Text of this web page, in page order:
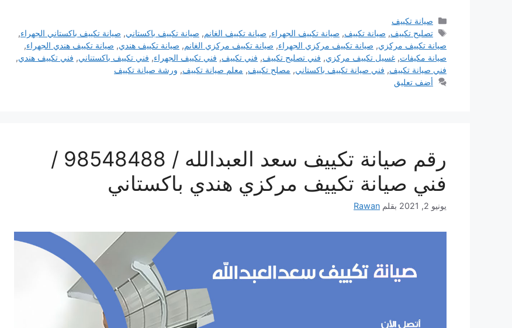
التصنيفات
صيانة تكييف
الوسوم
تصليح تكييف, صيانة تكييف, صيانة تكييف الجهراء, صيانة تكييف الغانم, صيانة تكييف باكستاني, صيانة تكييف باكستاني الجهراء,
صيانة تكييف مركزي, صيانة تكييف مركزي الجهراء, صيانة تكييف مركزي الغانم, صيانة تكييف هندي, صيانة تكييف هندي الجهراء,
صيانة مكيفات, غسيل تكييف مركزي, فني تصليح تكييف, فني تكييف, فني تكييف الجهراء, فني تكييف باكستناني, فني تكييف هندي,
فني صيانة تكييف, فني صيانة تكييف باكستاني, مصلح تكييف, معلم صيانة تكييف, ورشة صيانة تكييف
أضف تعليق
رقم صيانة تكييف سعد العبدالله / 98548488 /
فني صيانة تكييف مركزي هندي باكستاني
يونيو 2, 2021 بقلم Rawan